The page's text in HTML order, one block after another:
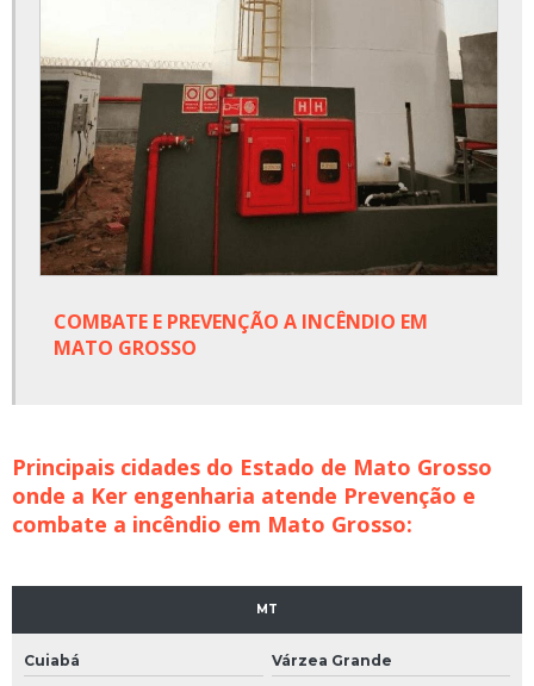
COMBATE E PREVENÇÃO A INCÊNDIO EM
MATO GROSSO
Principais cidades do Estado de Mato Grosso
onde a Ker engenharia atende Prevenção e
combate a incêndio em Mato Grosso:
MT
Cuiabá Várzea Grande